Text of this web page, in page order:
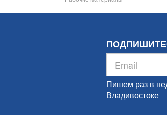
Пишем раз в
Владивостоке